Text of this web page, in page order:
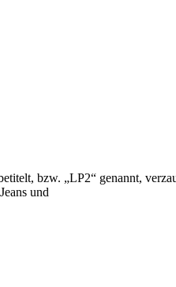
bzw. „LP2“ genannt,
und